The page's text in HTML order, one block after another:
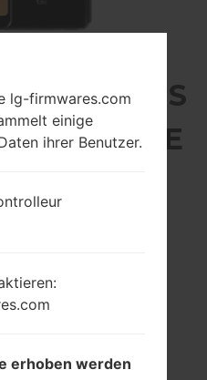
AUS
A-SERIE
lg-firmwares.com
einige
ihrer Benutzer.
erhoben werden